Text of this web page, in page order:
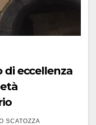
eccellenza
SCATOZZA